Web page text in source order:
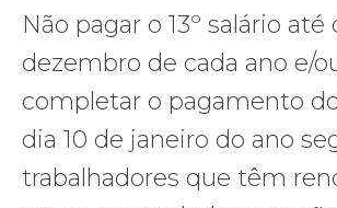
Não pagar o 13º salário
dezembro de cada ano e/
completar o pagamento do
dia 10 de janeiro do ano
trabalhadores que têm